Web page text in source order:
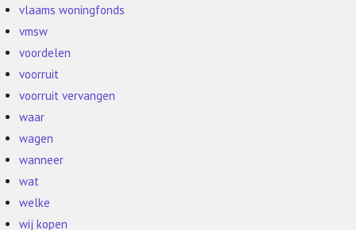
vlaams woningfonds
vmsw
voordelen
voorruit
voorruit vervangen
waar
wagen
wanneer
wat
welke
wij kopen